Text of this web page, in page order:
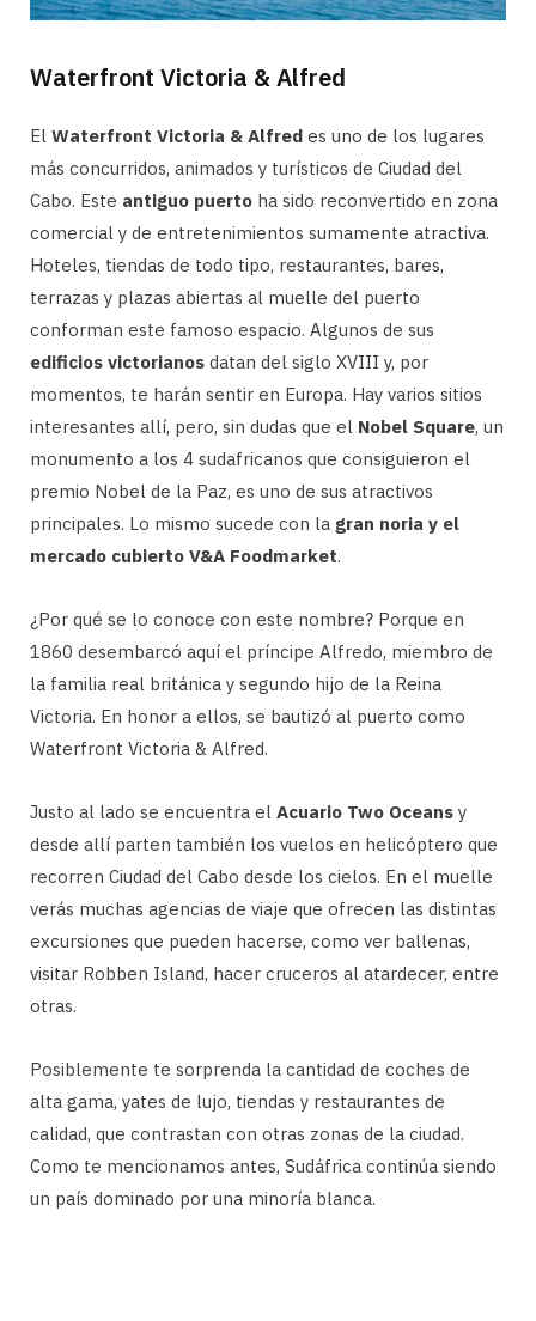
Waterfront Victoria & Alfred
El Waterfront Victoria & Alfred es uno de los lugares
más concurridos, animados y turísticos de Ciudad del
Cabo. Este antiguo puerto ha sido reconvertido en zona
comercial y de entretenimientos sumamente atractiva.
Hoteles, tiendas de todo tipo, restaurantes, bares,
terrazas y plazas abiertas al muelle del puerto
conforman este famoso espacio. Algunos de sus
edificios victorianos datan del siglo XVIII y, por
momentos, te harán sentir en Europa. Hay varios sitios
interesantes allí, pero, sin dudas que el Nobel Square, un
monumento a los 4 sudafricanos que consiguieron el
premio Nobel de la Paz, es uno de sus atractivos
principales. Lo mismo sucede con la gran noria y el
mercado cubierto V&A Foodmarket.
¿Por qué se lo conoce con este nombre? Porque en
1860 desembarcó aquí el príncipe Alfredo, miembro de
la familia real británica y segundo hijo de la Reina
Victoria. En honor a ellos, se bautizó al puerto como
Waterfront Victoria & Alfred.
Justo al lado se encuentra el Acuario Two Oceans y
desde allí parten también los vuelos en helicóptero que
recorren Ciudad del Cabo desde los cielos. En el muelle
verás muchas agencias de viaje que ofrecen las distintas
excursiones que pueden hacerse, como ver ballenas,
visitar Robben Island, hacer cruceros al atardecer, entre
otras.
Posiblemente te sorprenda la cantidad de coches de
alta gama, yates de lujo, tiendas y restaurantes de
calidad, que contrastan con otras zonas de la ciudad.
Como te mencionamos antes, Sudáfrica continúa siendo
un país dominado por una minoría blanca.